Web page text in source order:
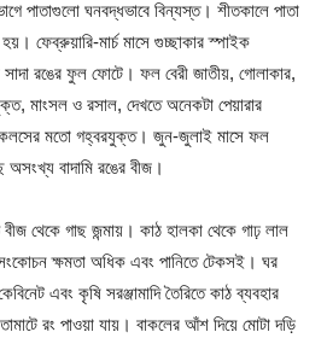
পাতাগুলো ঘনবদ্ধভাবে বিন্যস্ত। শীতকালে পাতা
ফেব্রুয়ারি-মার্চ মাসে গুচ্ছাকার স্পাইক
রঙের ফুল ফোটে। ফল বেরী জাতীয়, গোলাকার,
মাংসল ও রসাল, দেখতে অনেকটা পেয়ারার
কলসের মতো গহ্বরযুক্ত। জুন-জুলাই মাসে ফল
বাদামি রঙের বীজ।
থেকে গাছ জন্মায়। কাঠ হালকা থেকে গাঢ় লাল
ক্ষমতা অধিক এবং পানিতে টেকসই। ঘর
এবং কৃষি সরঞ্জামাদি তৈরিতে কাঠ ব্যবহার
রং পাওয়া যায়। বাকলের আঁশ দিয়ে মোটা দড়ি